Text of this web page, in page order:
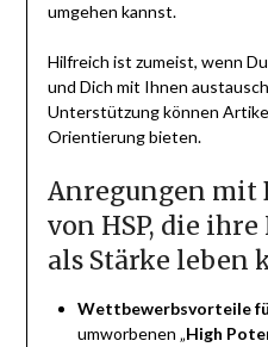
umgehen kannst.
Hilfreich ist zumeist, wenn
und Dich mit Ihnen
Unterstützung können
Orientierung bieten.
Anregungen mit
von HSP, die
als Stärke leben
Wettbewerbsvorteile
umworbenen „High